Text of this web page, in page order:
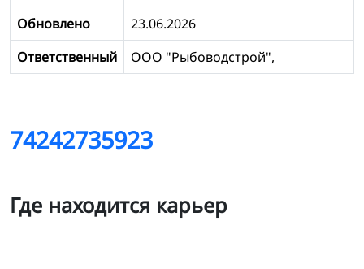
Обновлено
23.06.2026
Ответственный
ООО "Рыбоводстрой",
74242735923
Где находится карьер